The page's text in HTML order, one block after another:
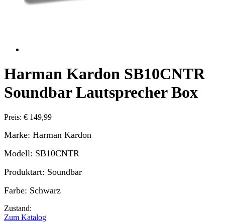
Harman Kardon SB10CNTR
Soundbar Lautsprecher Box
Preis: € 149,99
Marke: Harman Kardon
Modell: SB10CNTR
Produktart: Soundbar
Farbe: Schwarz
Zustand:
Zum Katalog